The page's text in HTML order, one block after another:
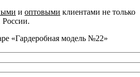
и оптовыми клиентами не только
России.
«Гардеробная модель №22»